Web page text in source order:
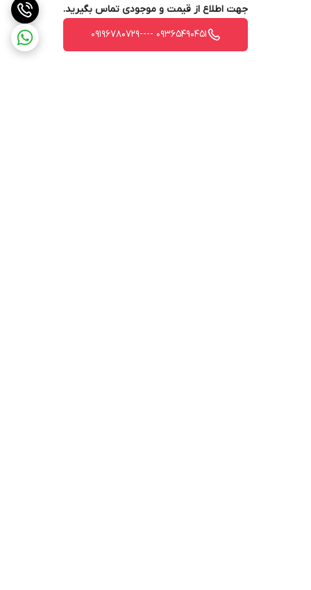
جهت اطلاع از قیمت و موجودی تماس بگیرید.
09365490451 ----09196780729